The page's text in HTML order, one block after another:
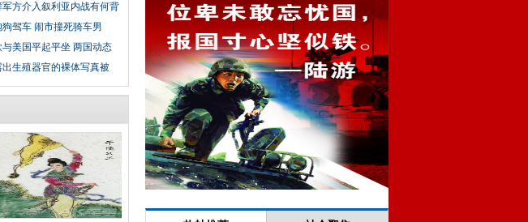
方介入叙利亚内战有何背
驾车 闹市撞死骑车男
美国平起平坐 两国动态
生殖器官的裸体写真被